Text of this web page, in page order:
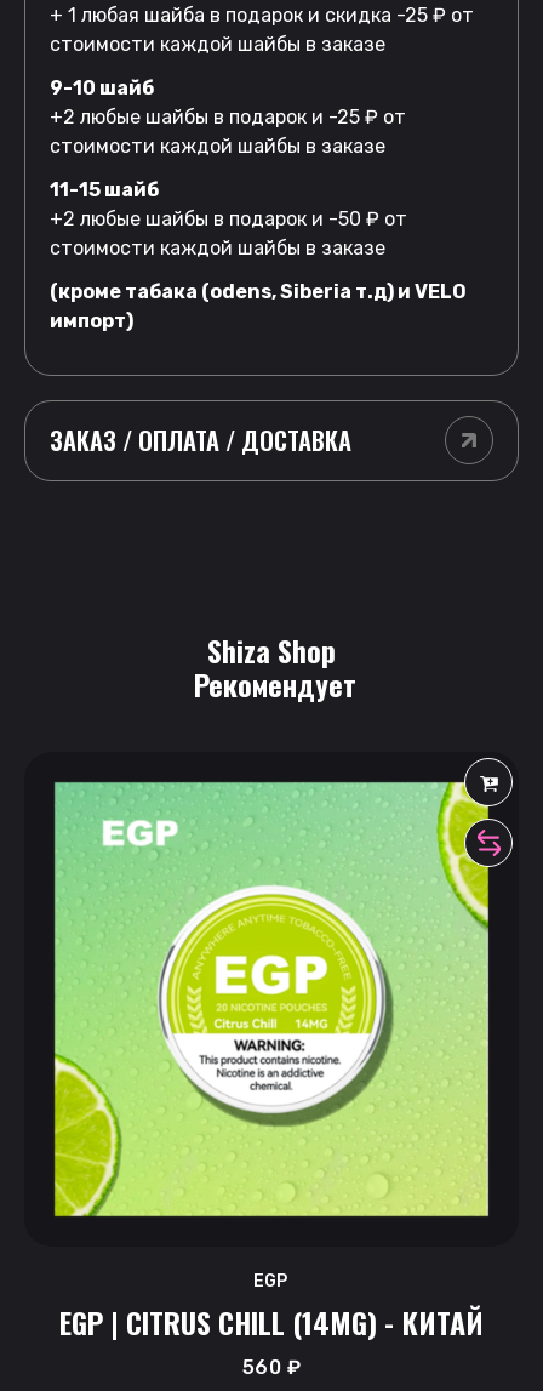
+ 1 любая шайба в подарок и скидка -25 ₽ от
стоимости каждой шайбы в заказе
9-10 шайб
+2 любые шайбы в подарок и -25 ₽ от
стоимости каждой шайбы в заказе
11-15 шайб
+2 любые шайбы в подарок и -50 ₽ от
стоимости каждой шайбы в заказе
(кроме табака (odens, Siberia т.д) и VELO
импорт)
ЗАКАЗ / ОПЛАТА / ДОСТАВКА
Shiza Shop
Рекомендует
EGP
EGP | CITRUS CHILL (14MG) - КИТАЙ
560 ₽